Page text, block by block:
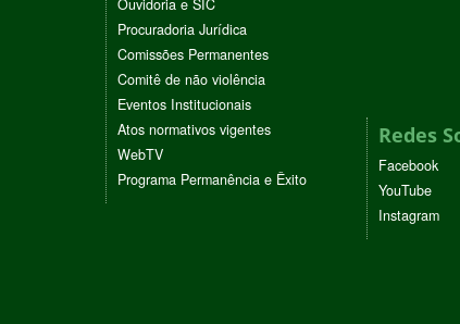
Ouvidoria e SIC
Procuradoria Jurídica
Comissões Permanentes
Comitê de não violência
Eventos Institucionais
Atos normativos vigentes
WebTV
Programa Permanência e Êxito
Redes
Facebook
YouTube
Instagram